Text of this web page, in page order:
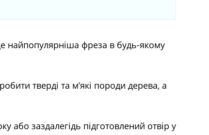
найпопулярніша фреза в будь-якому
тверді та м’які породи дерева, а
або заздалегідь підготовлений отвір у